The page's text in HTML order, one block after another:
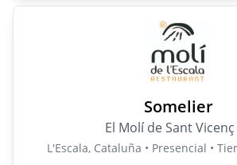
Somelier
El Molí de Sant Vicenç
L'Escala, Cataluña • Presencial •